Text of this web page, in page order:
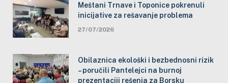
Meštani Trnave i Toponice pokrenuli
inicijative za rešavanje problema
27/07/2026
Obilaznica ekološki i bezbednosni rizik
– poručili Pantelejci na burnoj
prezentaciji rešenja za Borsku